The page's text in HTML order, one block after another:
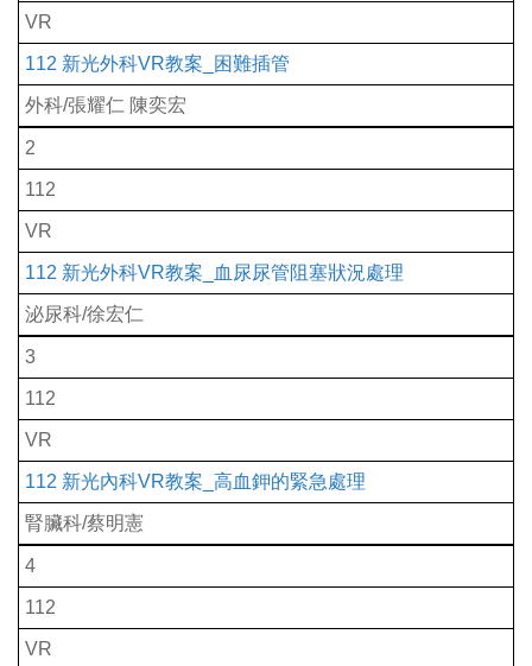
VR
112 新光外科VR教案_困難插管
外科/張耀仁 陳奕宏
2
112
VR
112 新光外科VR教案_血尿尿管阻塞狀況處理
泌尿科/徐宏仁
3
112
VR
112 新光內科VR教案_高血鉀的緊急處理
腎臟科/蔡明憲
4
112
VR